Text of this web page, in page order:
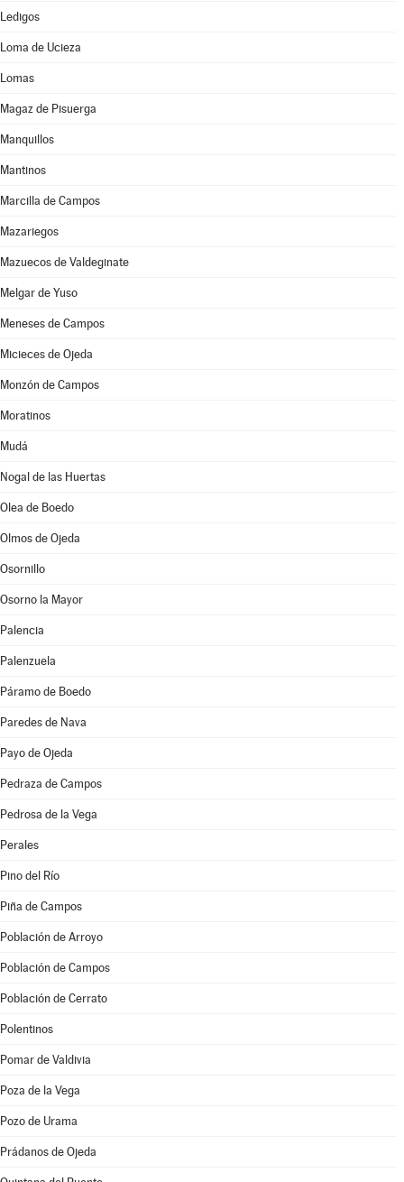
Ledigos
Loma de Ucieza
Lomas
Magaz de Pisuerga
Manquillos
Mantinos
Marcilla de Campos
Mazariegos
Mazuecos de Valdeginate
Melgar de Yuso
Meneses de Campos
Micieces de Ojeda
Monzón de Campos
Moratinos
Mudá
Nogal de las Huertas
Olea de Boedo
Olmos de Ojeda
Osornillo
Osorno la Mayor
Palencia
Palenzuela
Páramo de Boedo
Paredes de Nava
Payo de Ojeda
Pedraza de Campos
Pedrosa de la Vega
Perales
Pino del Río
Piña de Campos
Población de Arroyo
Población de Campos
Población de Cerrato
Polentinos
Pomar de Valdivia
Poza de la Vega
Pozo de Urama
Prádanos de Ojeda